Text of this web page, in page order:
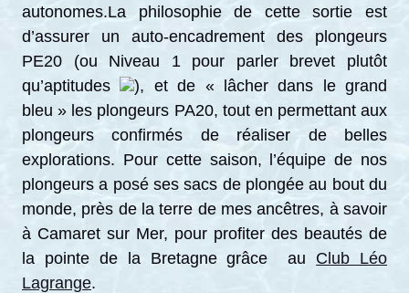
autonomes.La philosophie de cette sortie est
d’assurer un auto-encadrement des plongeurs
PE20 (ou Niveau 1 pour parler brevet plutôt
qu’aptitudes
), et de « lâcher dans le grand
bleu » les plongeurs PA20, tout en permettant aux
plongeurs confirmés de réaliser de belles
explorations. Pour cette saison, l’équipe de nos
plongeurs a posé ses sacs de plongée au bout du
monde, près de la terre de mes ancêtres, à savoir
à Camaret sur Mer, pour profiter des beautés de
la pointe de la Bretagne grâce au Club Léo
Lagrange.